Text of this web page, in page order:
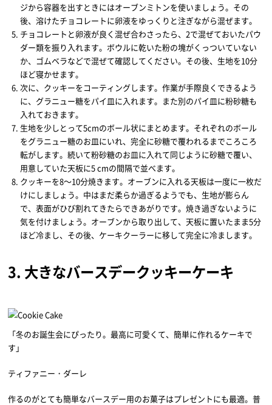
ジから容器を出すときにはオーブンミトンを使いましょう。その
後、溶けたチョコレートに卵液をゆっくりと注ぎながら混ぜます。
チョコレートと卵液が良く混ぜ合わさったら、2で混ぜておいたパウ
ダー類を振り入れます。ボウルに乾いた粉の塊がくっついていない
か、ゴムベラなどで混ぜて確認してください。その後、生地を10分
ほど寝かせます。
次に、クッキーをコーティングします。作業が手際良くできるよう
に、グラニュー糖をパイ皿に入れます。また別のパイ皿に粉砂糖も
入れておきます。
生地を少しとって5cmのボール状にまとめます。それぞれのボール
をグラニュー糖のお皿にいれ、完全に砂糖で覆われるまでころころ
転がします。続いて粉砂糖のお皿に入れて同じように砂糖で覆い、
用意していた天板に5 cmの間隔で並べます。
クッキーを8～10分焼きます。オーブンに入れる天板は一度に一枚だ
けにしましょう。中はまだ柔らか過ぎるようでも、生地が膨らん
で、表面がひび割れてきたらできあがりです。焼き過ぎないように
気を付けましょう。オーブンから取り出して、天板に置いたまま5分
ほど冷まし、その後、ケーキクーラーに移して完全に冷まします。
3. 大きなバースデークッキーケーキ
「冬のお誕生会にぴったり。最高に可愛くて、簡単に作れるケーキで
す」
ティファニー・ダーレ
作るのがとても簡単なバースデー用のお菓子はプレゼントにも最適。普